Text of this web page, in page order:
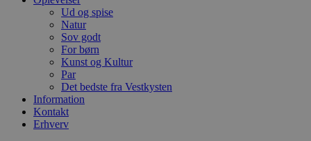
Ud og spise
Natur
Sov godt
For børn
Kunst og Kultur
Par
Det bedste fra Vestkysten
Information
Kontakt
Erhverv